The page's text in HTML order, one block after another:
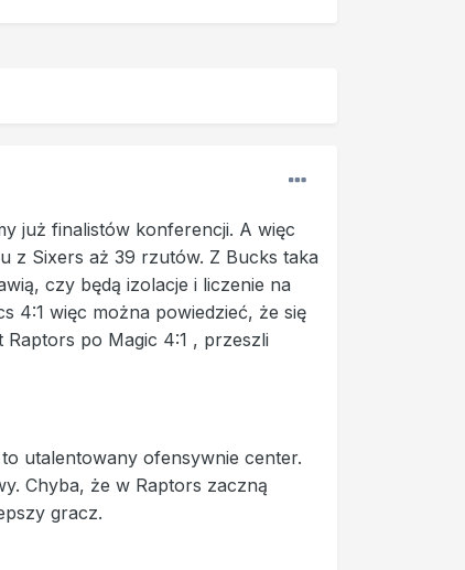
już finalistów konferencji. A więc
z Sixers aż 39 rzutów. Z Bucks taka
czy będą izolacje i liczenie na
4:1 więc można powiedzieć, że się
Raptors po Magic 4:1 , przeszli
utalentowany ofensywnie center.
Chyba, że w Raptors zaczną
gracz.